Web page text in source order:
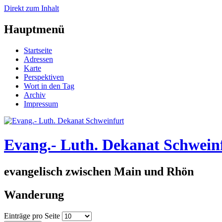
Direkt zum Inhalt
Hauptmenü
Startseite
Adressen
Karte
Perspektiven
Wort in den Tag
Archiv
Impressum
Evang.- Luth. Dekanat
evangelisch zwischen Main und Rhön
Wanderung
Einträge pro Seite